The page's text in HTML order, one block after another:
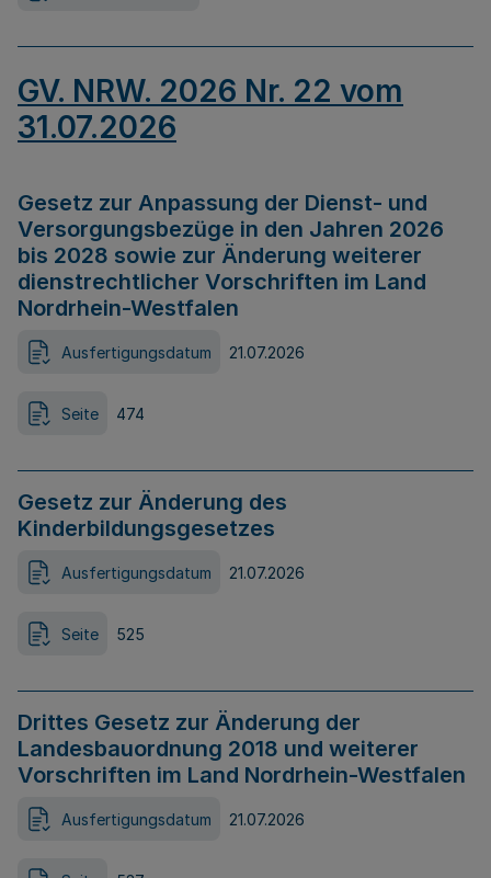
GV. NRW. 2026 Nr. 22 vom
31.07.2026
Gesetz zur Anpassung der Dienst- und
Versorgungsbezüge in den Jahren 2026
bis 2028 sowie zur Änderung weiterer
dienstrechtlicher Vorschriften im Land
Nordrhein-Westfalen
Ausfertigungsdatum 21.07.2026
Seite 474
Gesetz zur Änderung des
Kinderbildungsgesetzes
Ausfertigungsdatum 21.07.2026
Seite 525
Drittes Gesetz zur Änderung der
Landesbauordnung 2018 und weiterer
Vorschriften im Land Nordrhein-Westfalen
Ausfertigungsdatum 21.07.2026